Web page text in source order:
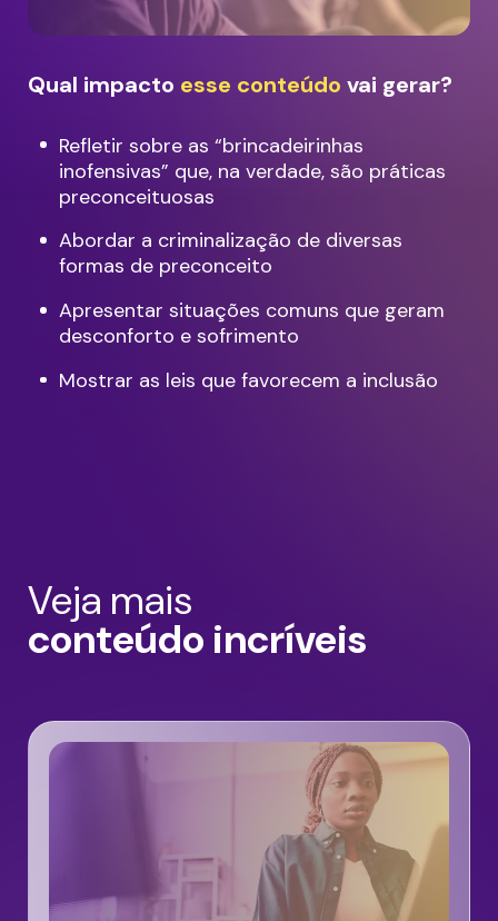
Qual impacto esse conteúdo vai gerar?
Refletir sobre as “brincadeirinhas
inofensivas” que, na verdade, são práticas
preconceituosas
Abordar a criminalização de diversas
formas de preconceito
Apresentar situações comuns que geram
desconforto e sofrimento
Mostrar as leis que favorecem a inclusão
Veja mais
conteúdo incríveis